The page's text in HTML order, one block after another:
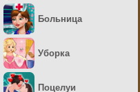
Больница
Уборка
Поцелуи